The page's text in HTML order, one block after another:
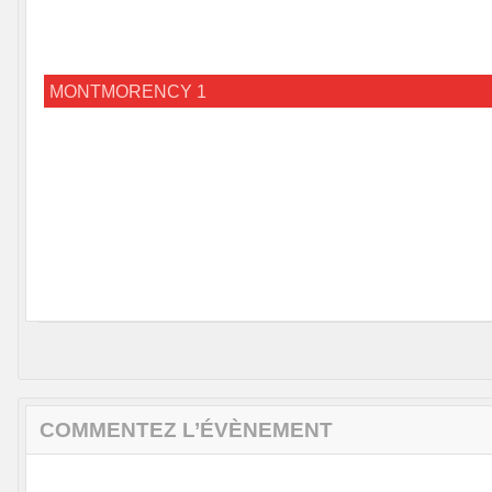
MONTMORENCY 1
COMMENTEZ L’ÉVÈNEMENT